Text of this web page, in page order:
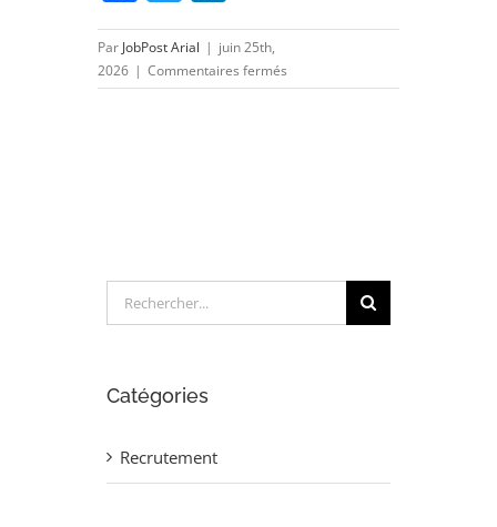
Par JobPost Arial | juin 25th,
2026 | Commentaires fermés
REDACTEUR
Rechercher:
Catégories
Recrutement